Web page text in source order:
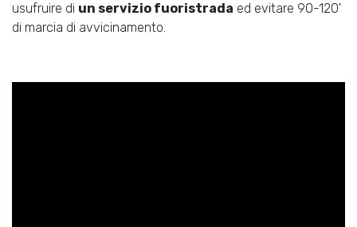
usufruire di un servizio fuoristrada ed evitare 90-120'
di marcia di avvicinamento.